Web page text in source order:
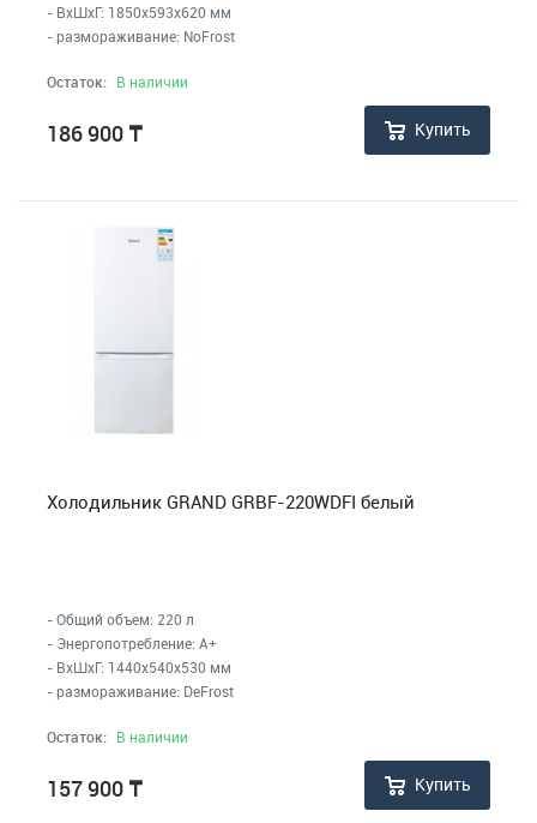
- ВхШхГ: 1850x593x620 мм
- размораживание: NoFrost
Остаток: В наличии
186 900 ₸ Купить
Холодильник GRAND GRBF-220WDFI белый
- Общий объем: 220 л
- Энергопотребление: A+
- ВхШхГ: 1440x540x530 мм
- размораживание: DeFrost
Остаток: В наличии
157 900 ₸ Купить